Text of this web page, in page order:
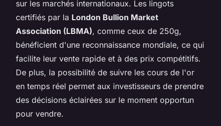
sur les marchés internationaux. Les lingots
certifiés par la London Bullion Market
Association (LBMA), comme ceux de 250g,
bénéficient d'une reconnaissance mondiale, ce qui
facilite leur vente rapide et à des prix compétitifs.
De plus, la possibilité de suivre les cours de l'or
en temps réel permet aux investisseurs de prendre
des décisions éclairées sur le moment opportun
pour vendre.